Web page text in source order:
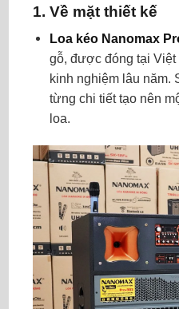
1. Về mặt thiết kế
Loa kéo Nanomax
gỗ, được đóng tại
kinh nghiệm lâu năm.
từng chi tiết tạo nên
loa.